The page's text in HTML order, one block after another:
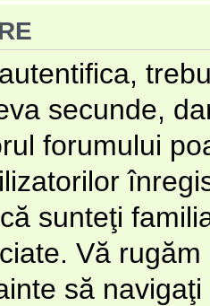
secunde,
forumului
sunteţi
Vă
să